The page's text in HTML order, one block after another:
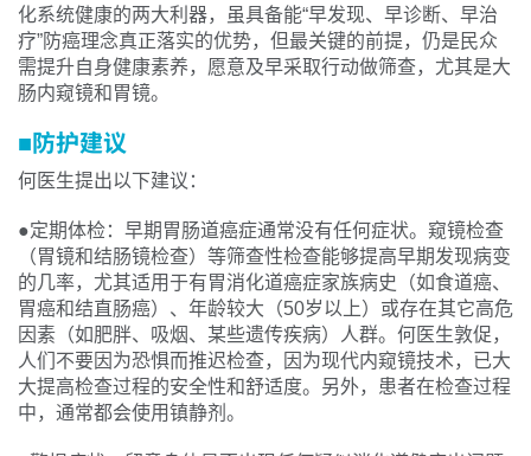
化系统健康的两大利器，虽具备能“早发现、早诊断、早治
疗”防癌理念真正落实的优势，但最关键的前提，仍是民众
需提升自身健康素养，愿意及早采取行动做筛查，尤其是大
肠内窥镜和胃镜。
■防护建议
何医生提出以下建议：
●定期体检：早期胃肠道癌症通常没有任何症状。窥镜检查
（胃镜和结肠镜检查）等筛查性检查能够提高早期发现病变
的几率，尤其适用于有胃消化道癌症家族病史（如食道癌、
胃癌和结直肠癌）、年龄较大（50岁以上）或存在其它高危
因素（如肥胖、吸烟、某些遗传疾病）人群。何医生敦促，
人们不要因为恐惧而推迟检查，因为现代内窥镜技术，已大
大提高检查过程的安全性和舒适度。另外，患者在检查过程
中，通常都会使用镇静剂。